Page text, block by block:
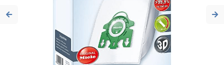
Previous